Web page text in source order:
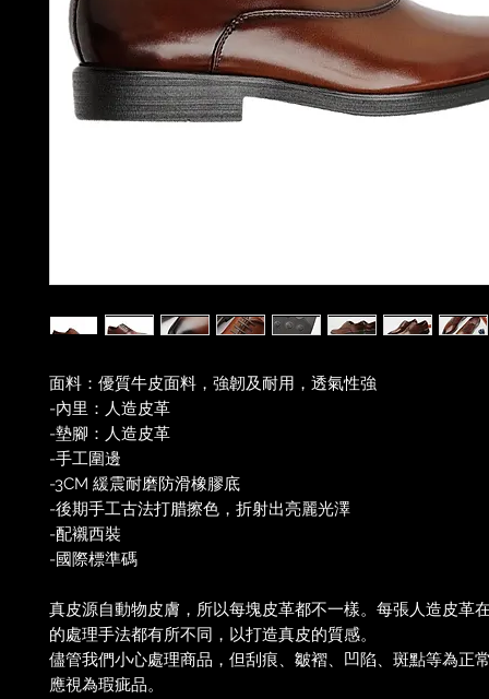
面料：優質牛皮面料，強韌及耐用，透氣性強
-內里：人造皮革
-墊腳：人造皮革
-手工圍邊
-3CM 緩震耐磨防滑橡膠底
-後期手工古法打腊擦色，折射出亮麗光澤
-配襯西裝
-國際標準碼
真皮源自動物皮膚，所以每塊皮革都不一樣。每張人造皮革
的處理手法都有所不同，以打造真皮的質感。
儘管我們小心處理商品，但刮痕、皺褶、凹陷、斑點等為正
應視為瑕疵品。